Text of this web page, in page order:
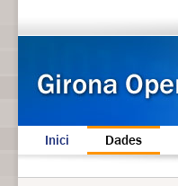
Inici Dades